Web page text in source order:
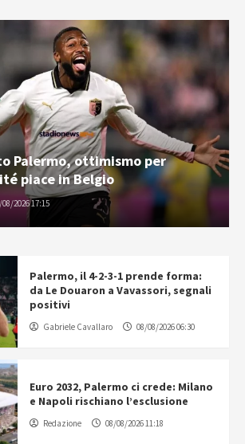
Palermo, ottimismo per
piace in Belgio
2026 17:15
Palermo, il 4-2-3-1 prende forma:
da Le Douaron a Vavassori, segnali
positivi
Gabriele Cavallaro 08/08/2026 06:30
Euro 2032, Palermo ci crede: Milano
e Napoli rischiano l’esclusione
Redazione 08/08/2026 11:18